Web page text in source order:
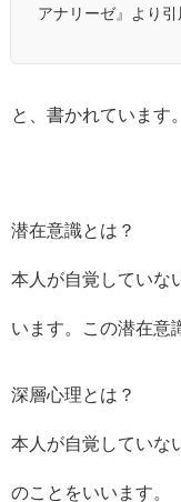
アナリーゼ』より引
と、書かれています。
潜在意識とは？
本人が自覚していな
います。この潜在意
深層心理とは？
本人が自覚していな
のことをいいます。